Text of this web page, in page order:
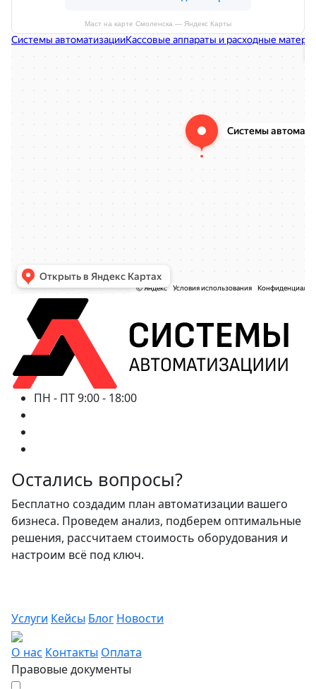
Маст на карте Смоленска — Яндекс Карты
Маст
ПН - ПТ 9:00 - 18:00
Остались вопросы?
Бесплатно создадим план автоматизации вашего
бизнеса. Проведем анализ, подберем оптимальные
решения, рассчитаем стоимость оборудования и
настроим всё под ключ.
Услуги Кейсы Блог Новости
О нас Контакты Оплата
Правовые документы